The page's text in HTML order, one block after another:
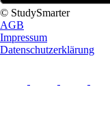
© StudySmarter
AGB
Impressum
Datenschutzerklärung